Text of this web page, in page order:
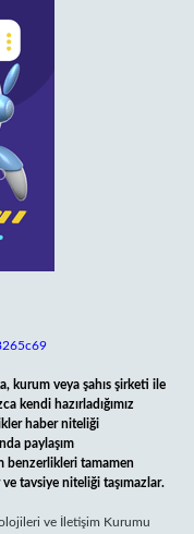
kurum veya şahıs şirketi ile
kendi hazırladığımız
haber niteliği
paylaşım
benzerlikleri tamamen
tavsiye niteliği taşımazlar.
ve İletişim Kurumu